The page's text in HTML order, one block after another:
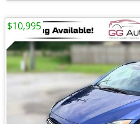
$10,995